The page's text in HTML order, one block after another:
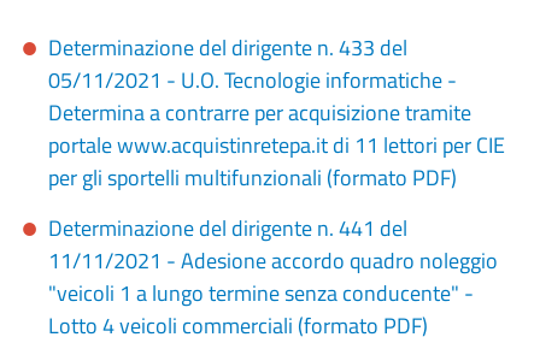
Determinazione del dirigente n. 433 del
05/11/2021 - U.O. Tecnologie informatiche -
Determina a contrarre per acquisizione tramite
portale www.acquistinretepa.it di 11 lettori per CIE
per gli sportelli multifunzionali (formato PDF)
Determinazione del dirigente n. 441 del
11/11/2021 - Adesione accordo quadro noleggio
"veicoli 1 a lungo termine senza conducente" -
Lotto 4 veicoli commerciali (formato PDF)